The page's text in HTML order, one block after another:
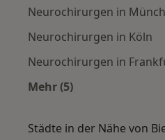
Neurochirurgen in
Neurochirurgen in Köln
Neurochirurgen in
Mehr (5)
Städte in der Nähe von